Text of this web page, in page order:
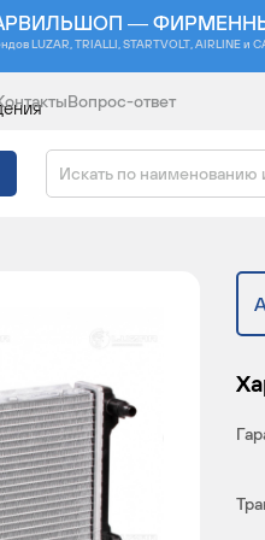
—
LUZAR, TRIALLI, STARTVOLT, AIRLINE и
Вопрос-ответ